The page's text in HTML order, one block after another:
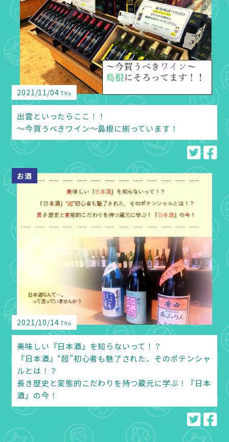
2021/11/04Thu
出雲といったらここ！！
～今買うべきワイン～島根に揃っています！
お酒
2021/10/14Thu
美味しい『日本酒』を知らないって！？
『日本酒』“超”初心者も魅了された、そのポテンシャ
ルとは！？
長き歴史と変態的こだわりを持つ蔵元に学ぶ！『日本
酒』の今！